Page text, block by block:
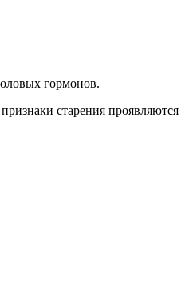
гормонов.
старения проявляются